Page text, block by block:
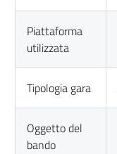
Piattaforma
utilizzata
Tipologia gara
Oggetto del
bando